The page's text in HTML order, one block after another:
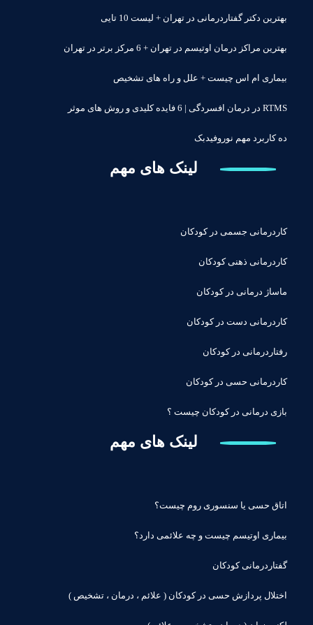
بهترین دکتر گفتاردرمانی در تهران + لیست 10 تایی
بهترین مراکز درمان اوتیسم در تهران + 6 مرکز برتر در تهران
بیماری ام اس چیست + علل و راه های تشخیص
RTMS در درمان افسردگی | 6 فایده کلیدی و روش های موثر
ده کاربرد مهم نوروفیدبک
لینک های مهم
کاردرمانی جسمی در کودکان
کاردرمانی ذهنی کودکان
ماساژ درمانی در کودکان
کاردرمانی دست در کودکان
رفتاردرمانی در کودکان
کاردرمانی حسی در کودکان
بازی درمانی در کودکان چیست ؟
لینک های مهم
اتاق حسی یا سنسوری روم چیست؟
بیماری اوتیسم چیست و چه علائمی دارد؟
گفتاردرمانی کودکان
اختلال پردازش حسی در کودکان ( علائم ، درمان ، تشخیص )